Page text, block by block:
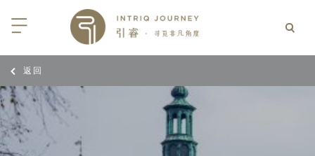
亚
亚
亚
亚
同行
三重奏: 野性、山海与醇香（2026
日-9月25日）
｜大溪地白兰度度假村尽享极致体
| AMANWELLA印度洋锡兰时光
队
返回